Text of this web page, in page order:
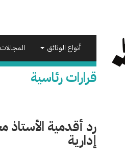
أنواع الوثائق
قرارات رئاسية
رد أقدمية
إدارية